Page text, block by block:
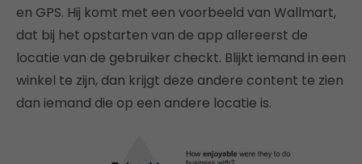
en GPS. Hij komt met een voorbeeld van Wallmart,
dat bij het opstarten van de app allereerst de
locatie van de gebruiker checkt. Blijkt iemand in een
winkel te zijn, dan krijgt deze andere content te zien
dan iemand die op een andere locatie is.